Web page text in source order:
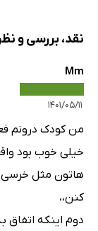
نقد، بررسی و
Mm
۱۴۰۱/۰۵/۱۱
من کودک درونم
خیلی خوب بود
هاتون مثل
کنن،،
دوم اینکه